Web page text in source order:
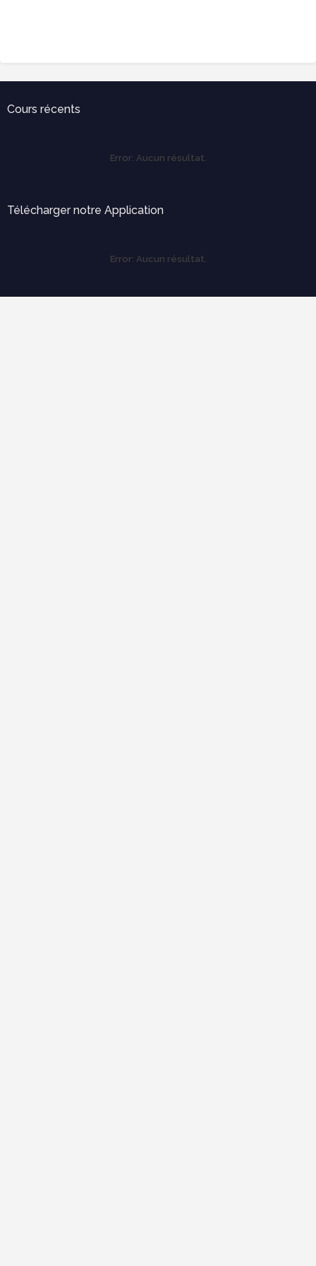
Cours récents
Error: Aucun résultat.
Télécharger notre Application
Error: Aucun résultat.